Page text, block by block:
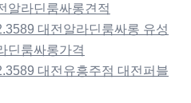
알라딘룸싸롱견적
대전알라딘룸싸롱 유성
딘룸싸롱가격
대전유흥주점 대전퍼블